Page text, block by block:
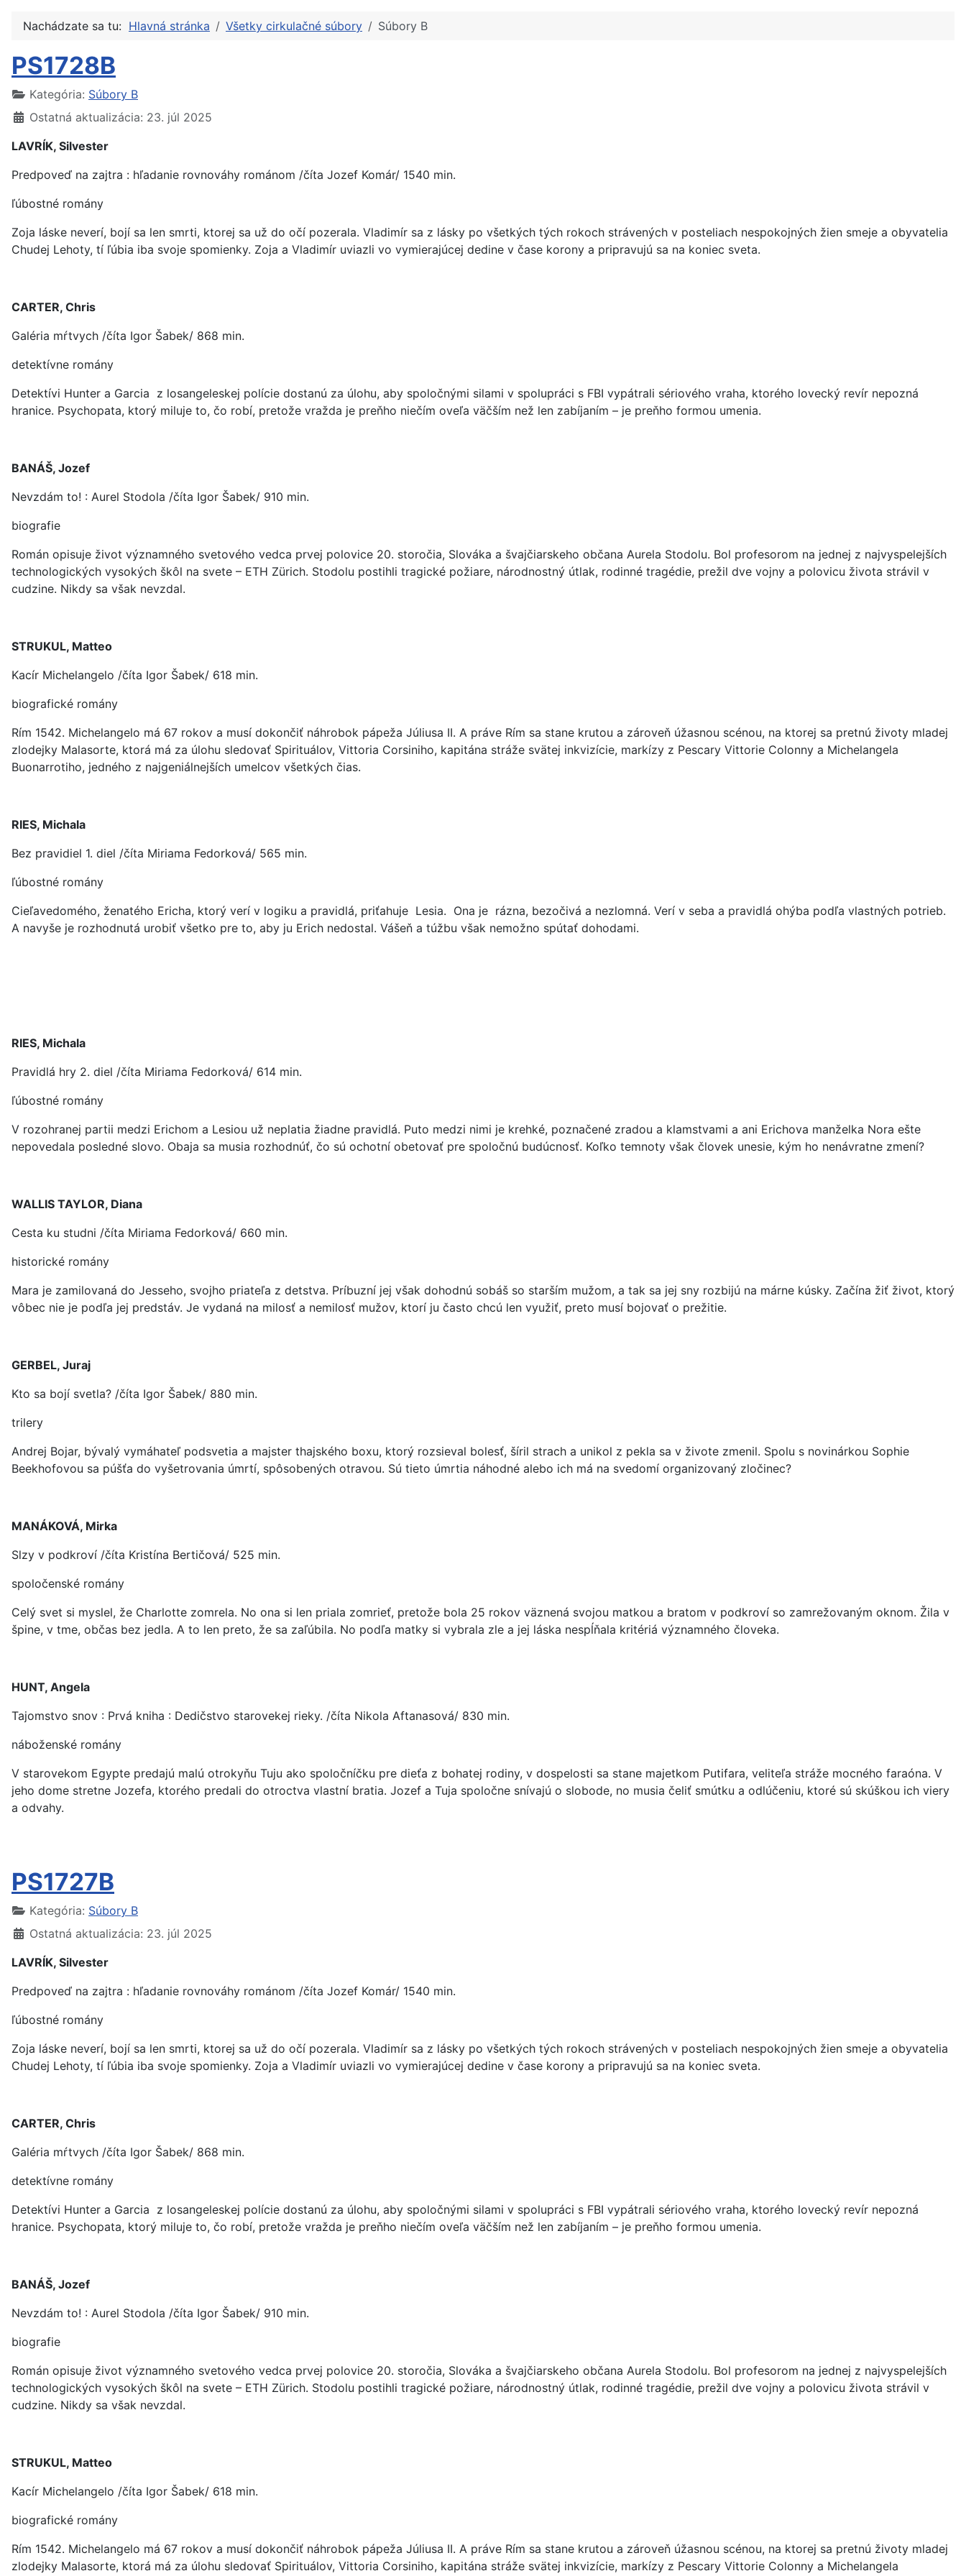
Nachádzate sa tu: Hlavná stránka Všetky cirkulačné súbory Súbory B
PS1728B
Kategória: Súbory B
Ostatná aktualizácia: 23. júl 2025
LAVRÍK, Silvester
Predpoveď na zajtra : hľadanie rovnováhy románom /číta Jozef Komár/ 1540 min.
ľúbostné romány
Zoja láske neverí, bojí sa len smrti, ktorej sa už do očí pozerala. Vladimír sa z lásky po všetkých tých rokoch strávených v posteliach nespokojných žien smeje a obyvatelia
Chudej Lehoty, tí ľúbia iba svoje spomienky. Zoja a Vladimír uviazli vo vymierajúcej dedine v čase korony a pripravujú sa na koniec sveta.
CARTER, Chris
Galéria mŕtvych /číta Igor Šabek/ 868 min.
detektívne romány
Detektívi Hunter a Garcia z losangeleskej polície dostanú za úlohu, aby spoločnými silami v spolupráci s FBI vypátrali sériového vraha, ktorého lovecký revír nepozná
hranice. Psychopata, ktorý miluje to, čo robí, pretože vražda je preňho niečím oveľa väčším než len zabíjaním – je preňho formou umenia.
BANÁŠ, Jozef
Nevzdám to! : Aurel Stodola /číta Igor Šabek/ 910 min.
biografie
Román opisuje život významného svetového vedca prvej polovice 20. storočia, Slováka a švajčiarskeho občana Aurela Stodolu. Bol profesorom na jednej z najvyspelejších
technologických vysokých škôl na svete – ETH Zürich. Stodolu postihli tragické požiare, národnostný útlak, rodinné tragédie, prežil dve vojny a polovicu života strávil v
cudzine. Nikdy sa však nevzdal.
STRUKUL, Matteo
Kacír Michelangelo /číta Igor Šabek/ 618 min.
biografické romány
Rím 1542. Michelangelo má 67 rokov a musí dokončiť náhrobok pápeža Júliusa II. A práve Rím sa stane krutou a zároveň úžasnou scénou, na ktorej sa pretnú životy mladej
zlodejky Malasorte, ktorá má za úlohu sledovať Spirituálov, Vittoria Corsiniho, kapitána stráže svätej inkvizície, markízy z Pescary Vittorie Colonny a Michelangela
Buonarrotiho, jedného z najgeniálnejších umelcov všetkých čias.
RIES, Michala
Bez pravidiel 1. diel /číta Miriama Fedorková/ 565 min.
ľúbostné romány
Cieľavedomého, ženatého Ericha, ktorý verí v logiku a pravidlá, priťahuje Lesia. Ona je rázna, bezočivá a nezlomná. Verí v seba a pravidlá ohýba podľa vlastných potrieb.
A navyše je rozhodnutá urobiť všetko pre to, aby ju Erich nedostal. Vášeň a túžbu však nemožno spútať dohodami.
RIES, Michala
Pravidlá hry 2. diel /číta Miriama Fedorková/ 614 min.
ľúbostné romány
V rozohranej partii medzi Erichom a Lesiou už neplatia žiadne pravidlá. Puto medzi nimi je krehké, poznačené zradou a klamstvami a ani Erichova manželka Nora ešte
nepovedala posledné slovo. Obaja sa musia rozhodnúť, čo sú ochotní obetovať pre spoločnú budúcnosť. Koľko temnoty však človek unesie, kým ho nenávratne zmení?
WALLIS TAYLOR, Diana
Cesta ku studni /číta Miriama Fedorková/ 660 min.
historické romány
Mara je zamilovaná do Jesseho, svojho priateľa z detstva. Príbuzní jej však dohodnú sobáš so starším mužom, a tak sa jej sny rozbijú na márne kúsky. Začína žiť život, ktorý
vôbec nie je podľa jej predstáv. Je vydaná na milosť a nemilosť mužov, ktorí ju často chcú len využiť, preto musí bojovať o prežitie.
GERBEL, Juraj
Kto sa bojí svetla? /číta Igor Šabek/ 880 min.
trilery
Andrej Bojar, bývalý vymáhateľ podsvetia a majster thajského boxu, ktorý rozsieval bolesť, šíril strach a unikol z pekla sa v živote zmenil. Spolu s novinárkou Sophie
Beekhofovou sa púšťa do vyšetrovania úmrtí, spôsobených otravou. Sú tieto úmrtia náhodné alebo ich má na svedomí organizovaný zločinec?
MANÁKOVÁ, Mirka
Slzy v podkroví /číta Kristína Bertičová/ 525 min.
spoločenské romány
Celý svet si myslel, že Charlotte zomrela. No ona si len priala zomrieť, pretože bola 25 rokov väznená svojou matkou a bratom v podkroví so zamrežovaným oknom. Žila v
špine, v tme, občas bez jedla. A to len preto, že sa zaľúbila. No podľa matky si vybrala zle a jej láska nespĺňala kritériá významného človeka.
HUNT, Angela
Tajomstvo snov : Prvá kniha : Dedičstvo starovekej rieky. /číta Nikola Aftanasová/ 830 min.
náboženské romány
V starovekom Egypte predajú malú otrokyňu Tuju ako spoločníčku pre dieťa z bohatej rodiny, v dospelosti sa stane majetkom Putifara, veliteľa stráže mocného faraóna. V
jeho dome stretne Jozefa, ktorého predali do otroctva vlastní bratia. Jozef a Tuja spoločne snívajú o slobode, no musia čeliť smútku a odlúčeniu, ktoré sú skúškou ich viery
a odvahy.
PS1727B
Kategória: Súbory B
Ostatná aktualizácia: 23. júl 2025
LAVRÍK, Silvester
Predpoveď na zajtra : hľadanie rovnováhy románom /číta Jozef Komár/ 1540 min.
ľúbostné romány
Zoja láske neverí, bojí sa len smrti, ktorej sa už do očí pozerala. Vladimír sa z lásky po všetkých tých rokoch strávených v posteliach nespokojných žien smeje a obyvatelia
Chudej Lehoty, tí ľúbia iba svoje spomienky. Zoja a Vladimír uviazli vo vymierajúcej dedine v čase korony a pripravujú sa na koniec sveta.
CARTER, Chris
Galéria mŕtvych /číta Igor Šabek/ 868 min.
detektívne romány
Detektívi Hunter a Garcia z losangeleskej polície dostanú za úlohu, aby spoločnými silami v spolupráci s FBI vypátrali sériového vraha, ktorého lovecký revír nepozná
hranice. Psychopata, ktorý miluje to, čo robí, pretože vražda je preňho niečím oveľa väčším než len zabíjaním – je preňho formou umenia.
BANÁŠ, Jozef
Nevzdám to! : Aurel Stodola /číta Igor Šabek/ 910 min.
biografie
Román opisuje život významného svetového vedca prvej polovice 20. storočia, Slováka a švajčiarskeho občana Aurela Stodolu. Bol profesorom na jednej z najvyspelejších
technologických vysokých škôl na svete – ETH Zürich. Stodolu postihli tragické požiare, národnostný útlak, rodinné tragédie, prežil dve vojny a polovicu života strávil v
cudzine. Nikdy sa však nevzdal.
STRUKUL, Matteo
Kacír Michelangelo /číta Igor Šabek/ 618 min.
biografické romány
Rím 1542. Michelangelo má 67 rokov a musí dokončiť náhrobok pápeža Júliusa II. A práve Rím sa stane krutou a zároveň úžasnou scénou, na ktorej sa pretnú životy mladej
zlodejky Malasorte, ktorá má za úlohu sledovať Spirituálov, Vittoria Corsiniho, kapitána stráže svätej inkvizície, markízy z Pescary Vittorie Colonny a Michelangela